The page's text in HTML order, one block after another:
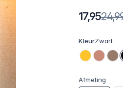
17,95
KleurZwart
Afmeting